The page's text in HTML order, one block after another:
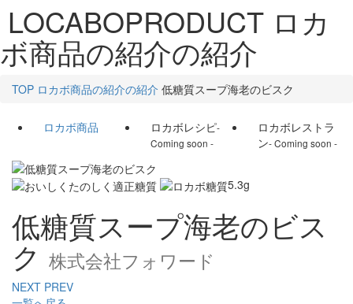
LOCABOPRODUCT ロカ
ボ商品の紹介の紹介
TOP ロカボ商品の紹介の紹介 低糖質スープ海老のビスク
ロカボ商品 ロカボレシピ-
Coming soon -
ロカボレストラ
ン- Coming soon -
5.3g
低糖質スープ海老のビス
ク 株式会社フォワード
NEXT PREV